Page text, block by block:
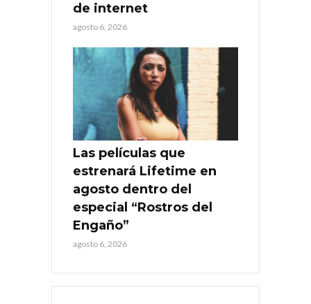
de internet
agosto 6, 2026
Las películas que
estrenará Lifetime en
agosto dentro del
especial “Rostros del
Engaño”
agosto 6, 2026